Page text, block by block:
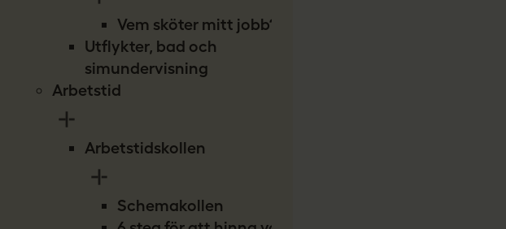
Vem sköter mitt jobb?
Utflykter, bad och
simundervisning
Arbetstid
Arbetstidskollen
Schemakollen